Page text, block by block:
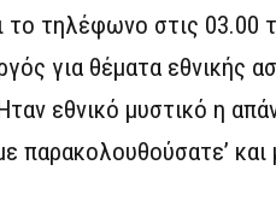
τηλέφωνο στις 03.00
για θέματα εθνικής
εθνικό μυστικό η
παρακολουθούσατε’